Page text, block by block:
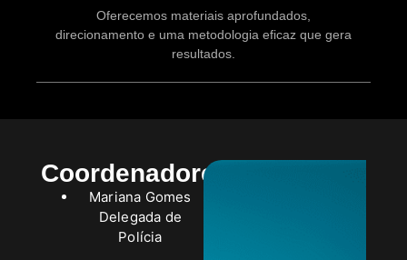
Oferecemos materiais aprofundados,
direcionamento e uma metodologia eficaz que gera
resultados.
Coordenadores
Mariana Gomes
Delegada de
Polícia